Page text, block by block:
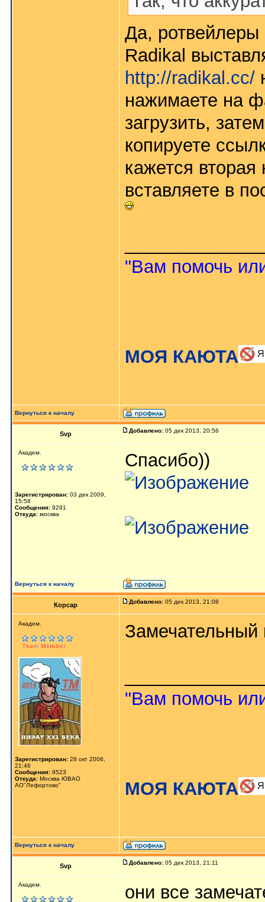
Да,
Radikal
http://radikal.cc/
нажимаете на
загрузить,
копируете
кажется
вставляете в
"Вам помочь
МОЯ КАЮТА
Вернуться к началу
Svp Добавлено: 05 дек 2013, 20:56
Академ.
Зарегистрирован: 03 дек 2009,
15:58
Сообщения: 9291
Откуда: москва
Спасибо))
Вернуться к началу
Корсар Добавлено: 05 дек 2013, 21:08
Aкaдeм.
Зарегистрирован: 28 окт 2006,
21:46
Сообщения: 9523
Откуда: Москва ЮВАО
АО"Лефортово"
Замечательный
"Вам помочь
МОЯ КАЮТА
Вернуться к началу
Svp Добавлено: 05 дек 2013, 21:11
Академ. они все